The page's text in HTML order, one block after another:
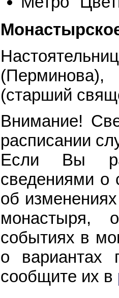
(Перминова),
(старший
Внимание!
расписании
Если Вы
сведениями о
об
монастыря,
событиях в
о
сообщите их в